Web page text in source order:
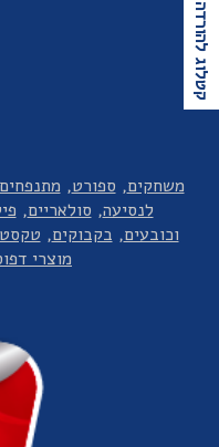
קטלוג להורדה
משחקים ספורט מתנפחים
לנסיעה סולאריים
וכובעים בקבוקים
מוצרי